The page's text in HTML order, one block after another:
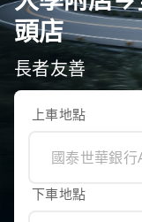
頭店
長者友善
上車地點
下車地點